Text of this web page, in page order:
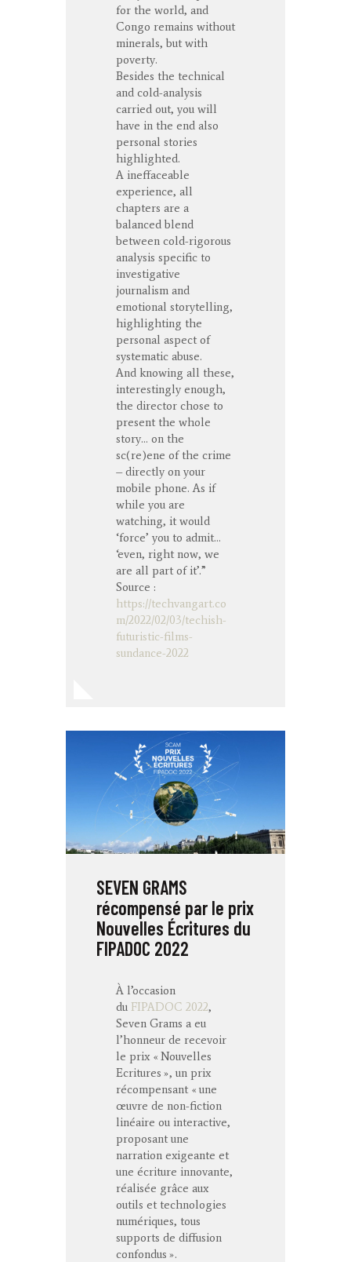
for the world, and
Congo remains without
minerals, but with
poverty.
Besides the technical
and cold-analysis
carried out, you will
have in the end also
personal stories
highlighted.
A ineffaceable
experience, all
chapters are a
balanced blend
between cold-rigorous
analysis specific to
investigative
journalism and
emotional storytelling,
highlighting the
personal aspect of
systematic abuse.
And knowing all these,
interestingly enough,
the director chose to
present the whole
story… on the
sc(re)ene of the crime
– directly on your
mobile phone. As if
while you are
watching, it would
‘force’ you to admit…
‘even, right now, we
are all part of it’.”
Source :
https://techvangart.co
m/2022/02/03/techish-
futuristic-films-
sundance-2022
SEVEN GRAMS
récompensé par le prix
Nouvelles Écritures du
FIPADOC 2022
À l’occasion
du FIPADOC 2022,
Seven Grams a eu
l’honneur de recevoir
le prix « Nouvelles
Ecritures », un prix
récompensant « une
œuvre de non-fiction
linéaire ou interactive,
proposant une
narration exigeante et
une écriture innovante,
réalisée grâce aux
outils et technologies
numériques, tous
supports de diffusion
confondus ».